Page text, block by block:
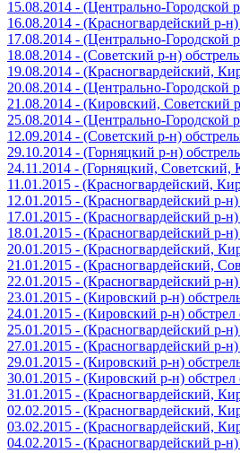
15.08.2014 - (Центрально-Городской
16.08.2014 - (Красногвардейский р-
17.08.2014 - (Центрально-
18.08.2014 - (Советский р-н)
19.08.2014 - (Красногвардейский,
20.08.2014 - (Центрально-
21.08.2014 - (Кировский,
25.08.2014 - (Центрально-Городской
12.09.2014 - (Советский р-н)
29.10.2014 - (Горняцкий р-н)
24.11.2014 - (Горняцкий,
11.01.2015 - (Красногвардейский,
12.01.2015 - (Красногвардейский р-
17.01.2015 - (Красногвардейский р-
18.01.2015 - (Красногвардейский р-
20.01.2015 - (Красногвардейский,
21.01.2015 - (Красногвардейский,
22.01.2015 - (Красногвардейский р-
23.01.2015 - (Кировский р-н)
24.01.2015 - (Кировский р-н)
25.01.2015 - (Красногвардейский р-
27.01.2015 - (Красногвардейский р-
29.01.2015 - (Кировский р-н)
30.01.2015 - (Кировский р-н)
31.01.2015 - (Красногвардейский,
02.02.2015 - (Красногвардейский,
03.02.2015 - (Красногвардейский,
04.02.2015 - (Красногвардейский р-